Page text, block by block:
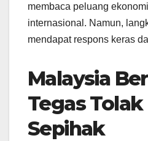
membaca peluang
internasional. Namun,
mendapat respons keras
Malaysia
Tegas
Sepihak